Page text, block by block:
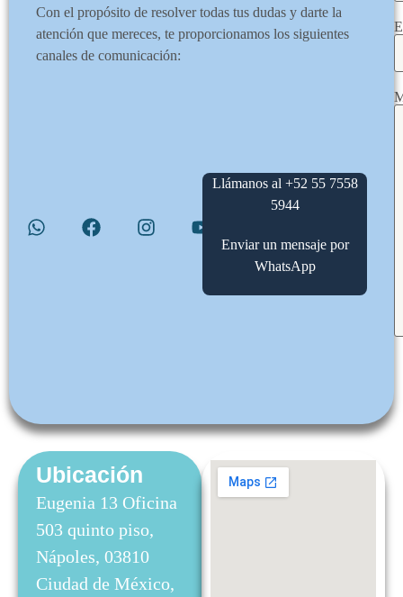
Con el propósito de resolver todas tus dudas y darte la
atención que mereces, te proporcionamos los siguientes
canales de comunicación:
Llámanos al +52 55 7558
5944
Enviar un mensaje por
WhatsApp
Ubicación
Eugenia 13 Oficina
503 quinto piso,
Nápoles, 03810
Ciudad de México,